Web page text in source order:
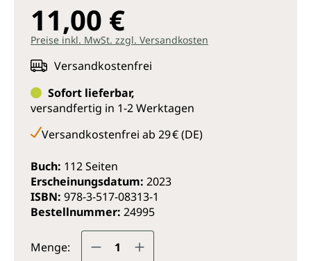
unterstützt die Selbstheilungskräfte bei Diabetes und
Krebs und hilft bei der Gewichtsreduzierung.
Schwarzkümmel wird als Nahrungsergänzungsmittel
in Form von Kapseln, flüssigem Öl oder als Gewürz
11,00 €
Preise inkl. MwSt. zzgl. Versandkosten
Versandkostenfrei
Sofort lieferbar,
versandfertig in 1-2 Werktagen
Versandkostenfrei ab 29 € (DE)
Buch: 112 Seiten
Erscheinungsdatum: 2023
ISBN: 978-3-517-08313-1
Bestellnummer: 24995
Menge: Produkt Anzahl: Gib den